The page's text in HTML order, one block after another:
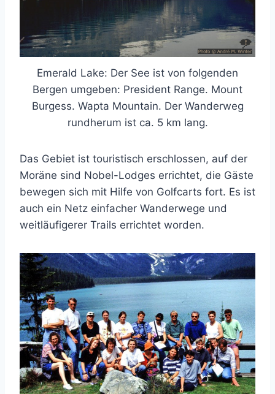
Emerald Lake: Der See ist von folgenden
Bergen umgeben: President Range. Mount
Burgess. Wapta Mountain. Der Wanderweg
rundherum ist ca. 5 km lang.
Das Gebiet ist touristisch erschlossen, auf der
Moräne sind Nobel-Lodges errichtet, die Gäste
bewegen sich mit Hilfe von Golfcarts fort. Es ist
auch ein Netz einfacher Wanderwege und
weitläufigerer Trails errichtet worden.